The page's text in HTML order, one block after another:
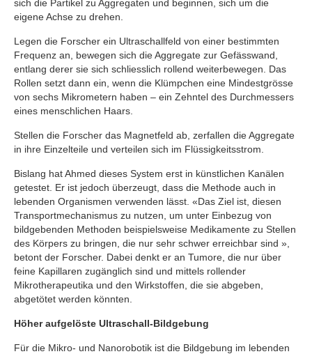
sich die Partikel zu Aggregaten und beginnen, sich um die
eigene Achse zu drehen.
Legen die Forscher ein Ultraschallfeld von einer bestimmten
Frequenz an, bewegen sich die Aggregate zur Gefässwand,
entlang derer sie sich schliesslich rollend weiterbewegen. Das
Rollen setzt dann ein, wenn die Klümpchen eine Mindestgrösse
von sechs Mikrometern haben – ein Zehntel des Durchmessers
eines menschlichen Haars.
Stellen die Forscher das Magnetfeld ab, zerfallen die Aggregate
in ihre Einzelteile und verteilen sich im Flüssigkeitsstrom.
Bislang hat Ahmed dieses System erst in künstlichen Kanälen
getestet. Er ist jedoch überzeugt, dass die Methode auch in
lebenden Organismen verwenden lässt. «Das Ziel ist, diesen
Transportmechanismus zu nutzen, um unter Einbezug von
bildgebenden Methoden beispielsweise Medikamente zu Stellen
des Körpers zu bringen, die nur sehr schwer erreichbar sind »,
betont der Forscher. Dabei denkt er an Tumore, die nur über
feine Kapillaren zugänglich sind und mittels rollender
Mikrotherapeutika und den Wirkstoffen, die sie abgeben,
abgetötet werden könnten.
Höher aufgelöste Ultraschall-Bildgebung
Für die Mikro- und Nanorobotik ist die Bildgebung im lebenden